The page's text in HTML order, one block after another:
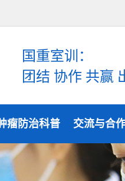
国重室训：
团结 协作 共赢
瘤防治科普 交流与合
学术报告